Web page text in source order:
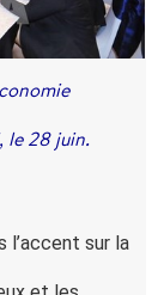
le 28 juin.
l’accent sur la